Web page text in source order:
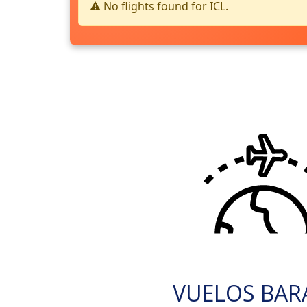
⚠️ No flights found for ICL.
VUELOS